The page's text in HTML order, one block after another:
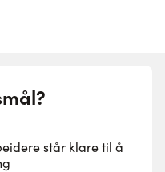
står klare til å